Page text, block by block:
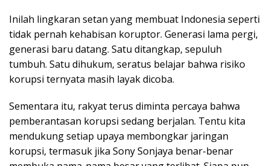
Inilah lingkaran setan yang membuat Indonesia seperti
tidak pernah kehabisan koruptor. Generasi lama pergi,
generasi baru datang. Satu ditangkap, sepuluh
tumbuh. Satu dihukum, seratus belajar bahwa risiko
korupsi ternyata masih layak dicoba.
Sementara itu, rakyat terus diminta percaya bahwa
pemberantasan korupsi sedang berjalan. Tentu kita
mendukung setiap upaya membongkar jaringan
korupsi, termasuk jika Sony Sonjaya benar-benar